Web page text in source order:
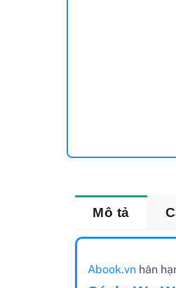
Mô tả
Abook.vnhân